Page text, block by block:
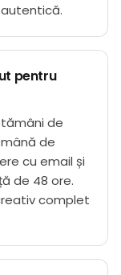
pentru
de
de
cu email și
de 48 ore.
complet